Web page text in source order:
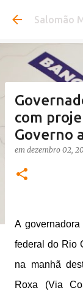
Salomão
com
Governo
em dezembro 02,
A
federal do Rio
na manhã
Roxa (Via